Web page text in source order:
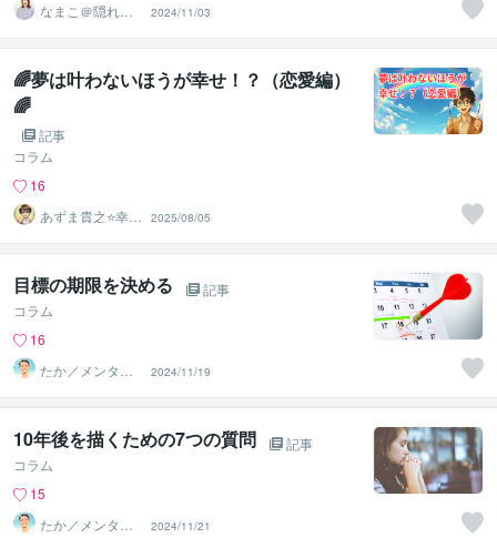
なまこ＠隠れ陰
キャお姉さん
2024/11/03
🌈夢は叶わないほうが幸せ！？（恋愛編）
🌈
記事
コラム
16
あずま貴之⭐幸せ
自分軸の生き方
育成コーチ
2025/08/05
目標の期限を決める
記事
コラム
16
たか／メンタル
パートナー
2024/11/19
10年後を描くための7つの質問
記事
コラム
15
たか／メンタル
パートナー
2024/11/21